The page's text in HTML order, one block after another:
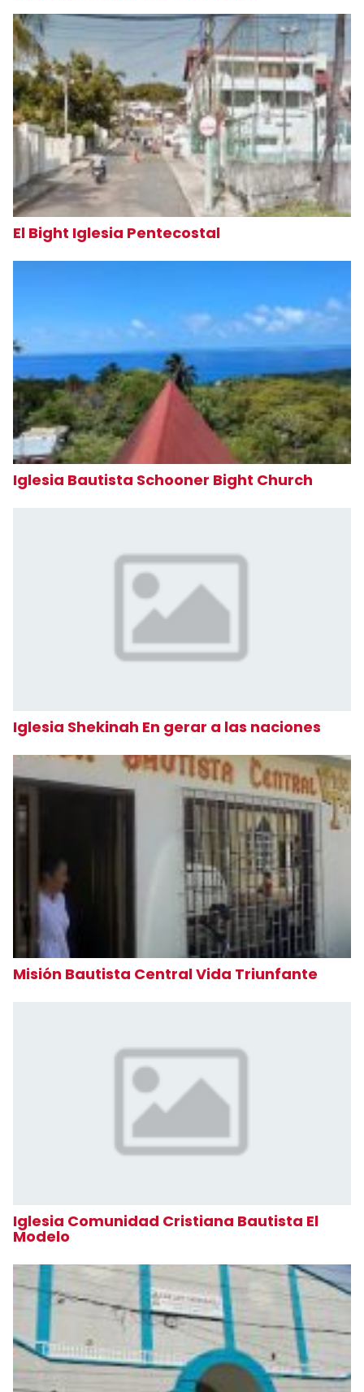
El Bight Iglesia Pentecostal
Iglesia Bautista Schooner Bight Church
Iglesia Shekinah En gerar a las naciones
Misión Bautista Central Vida Triunfante
Iglesia Comunidad Cristiana Bautista El
Modelo